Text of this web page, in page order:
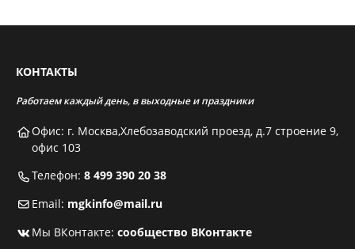
КОНТАКТЫ
Работаем каждый день, в выходные и праздники
Офис: г. Москва,Хлебозаводский проезд, д.7 строение 9,
офис 103
Телефон: 8 499 390 20 38
Email: mgkinfo@mail.ru
Мы ВКонтакте: сообщество ВКонтакте